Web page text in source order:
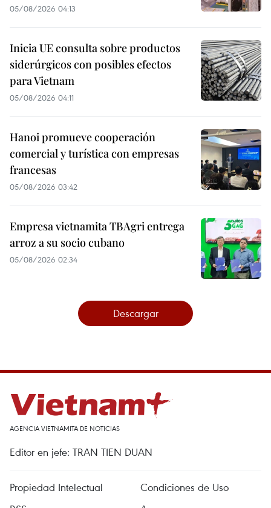
05/08/2026 04:13
Inicia UE consulta sobre productos
siderúrgicos con posibles efectos
para Vietnam
05/08/2026 04:11
Hanoi promueve cooperación
comercial y turística con empresas
francesas
05/08/2026 03:42
Empresa vietnamita TBAgri entrega
arroz a su socio cubano
05/08/2026 02:34
Descargar
AGENCIA VIETNAMITA DE NOTICIAS
Editor en jefe: TRAN TIEN DUAN
Propiedad Intelectual
Condiciones de Uso